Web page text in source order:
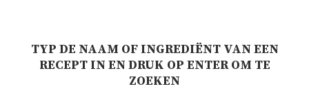
TYP DE NAAM OF INGREDIËNT VAN EEN
RECEPT IN EN DRUK OP ENTER OM TE
ZOEKEN